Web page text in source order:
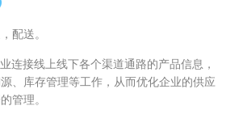
配送。
连接线上线下各个渠道通路的产品信息，
、库存管理等工作，从而优化企业的供应
管理。